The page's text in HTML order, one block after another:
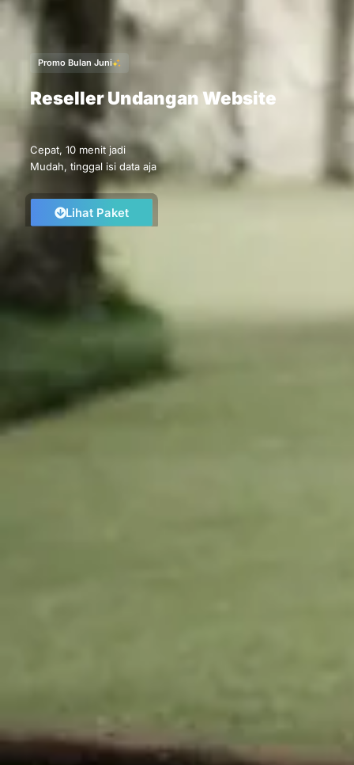
Promo Bulan Juni
Reseller Undangan Website
Cepat, 10 menit jadi
Mudah, tinggal isi data aja
Lihat Paket